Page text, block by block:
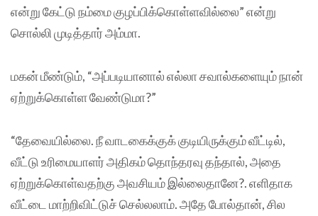
என்று கேட்டு நம்மை குழப்பிக்கொள்ளவில்லை” என்று
சொல்லி முடித்தார் அம்மா.
மகன் மீண்டும், “அப்படியானால் எல்லா சவால்களையும் நான்
ஏற்றுக்கொள்ள வேண்டுமா?”
“தேவையில்லை. நீ வாடகைக்குக் குடியிருக்கும் வீட்டில்,
வீட்டு உரிமையாளர் அதிகம் தொந்தரவு தந்தால், அதை
ஏற்றுக்கொள்வதற்கு அவசியம் இல்லைதானே?. எளிதாக
வீட்டை மாற்றிவிட்டுச் செல்லலாம். அதே போல்தான், சில